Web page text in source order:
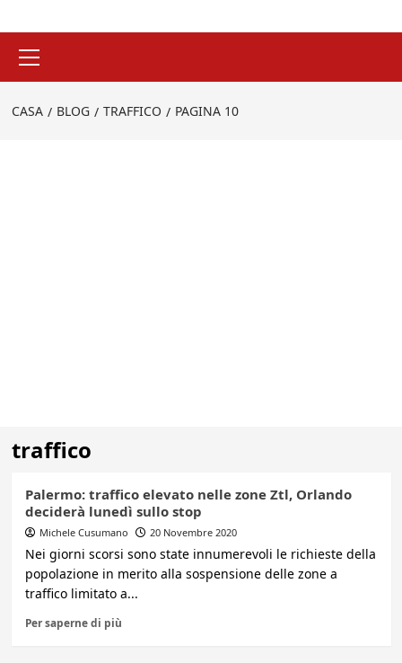
principale
CASA BLOG TRAFFICO PAGINA 10
traffico
Palermo: traffico elevato nelle zone Ztl, Orlando
deciderà lunedì sullo stop
Michele Cusumano 20 Novembre 2020
Nei giorni scorsi sono state innumerevoli le richieste della
popolazione in merito alla sospensione delle zone a
traffico limitato a...
Per saperne di più